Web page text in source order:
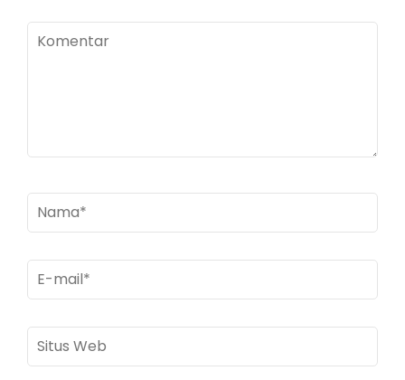
Komentar
Nama*
E-
mail*
Situs
Web